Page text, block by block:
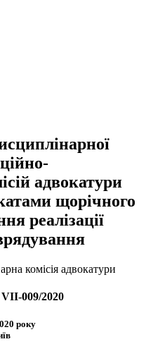
адвокатури
щорічного
реалізації
комісія адвокатури
009/2020
року